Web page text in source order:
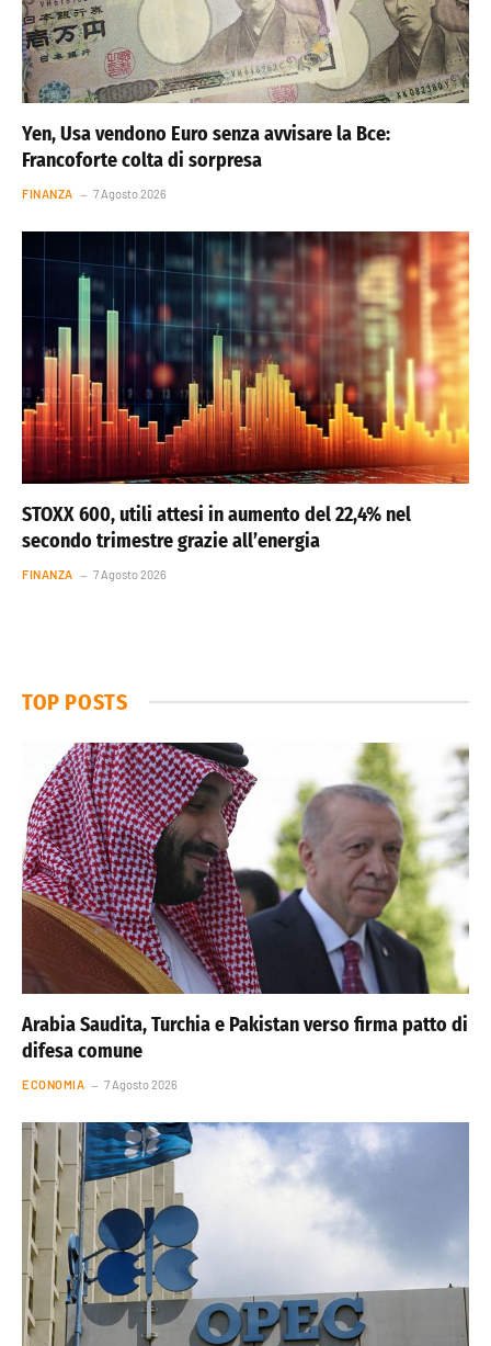
Yen, Usa vendono Euro senza avvisare la Bce:
Francoforte colta di sorpresa
FINANZA 7 Agosto 2026
STOXX 600, utili attesi in aumento del 22,4% nel
secondo trimestre grazie all’energia
FINANZA 7 Agosto 2026
TOP POSTS
Arabia Saudita, Turchia e Pakistan verso firma patto di
difesa comune
ECONOMIA 7 Agosto 2026